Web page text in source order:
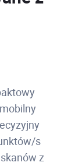
s
z